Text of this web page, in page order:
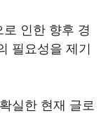
인한 향후 경
필요성을 제기
실한 현재 글로